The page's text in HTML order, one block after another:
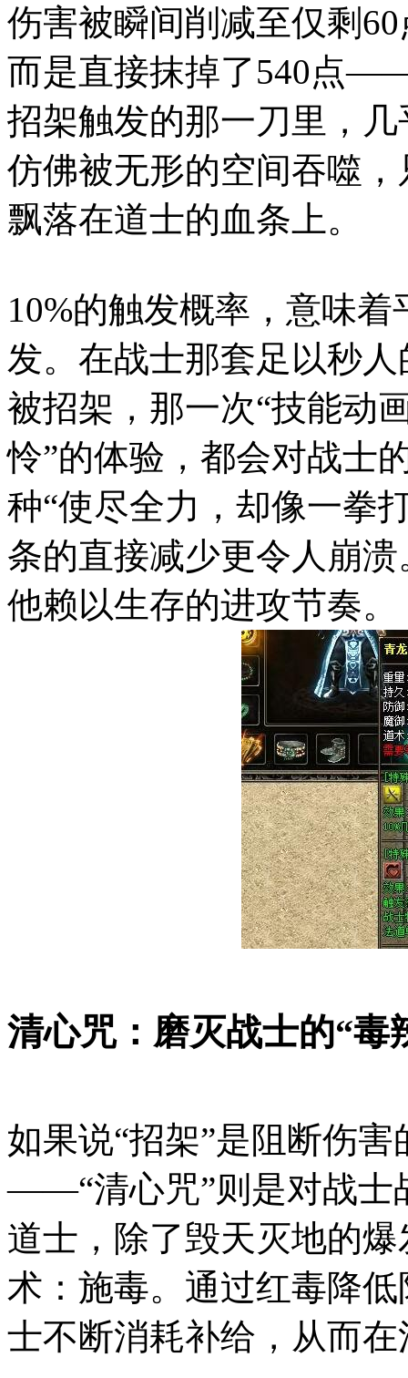
伤害被瞬间削减至仅剩
而是直接抹掉了540点
招架触发的那一刀里，
仿佛被无形的空间吞噬
飘落在道士的血条上。
10%的触发概率，意味
发。在战士那套足以秒
被招架，那一次“技能动
怜”的体验，都会对战士
种“使尽全力，却像一拳
条的直接减少更令人崩
他赖以生存的进攻节奏。
清心咒：磨灭战士的“毒
如果说“招架”是阻断伤
——“清心咒”则是对战士
道士，除了毁天灭地的
术：施毒。通过红毒降
士不断消耗补给，从而